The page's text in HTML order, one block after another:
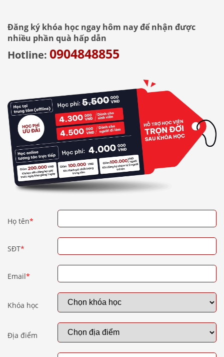
Đăng ký khóa học ngay hôm nay để nhận được
nhiều phần quà hấp dẫn
Hotline: 0904848855
Họ tên*
SĐT*
Email*
Khóa học
Địa điểm